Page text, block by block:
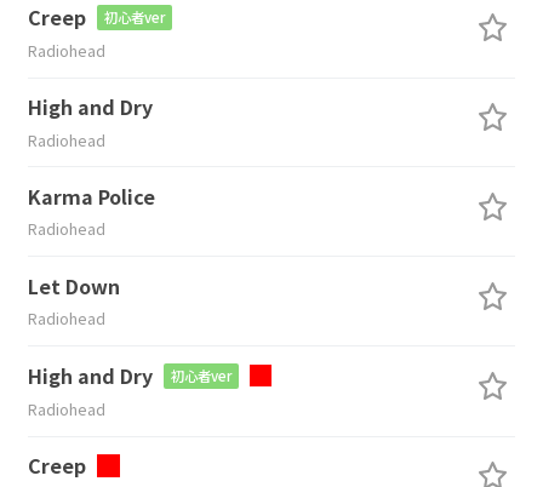
Creep 初心者ver
Radiohead
High and Dry
Radiohead
Karma Police
Radiohead
Let Down
Radiohead
High and Dry 初心者ver
Radiohead
Creep